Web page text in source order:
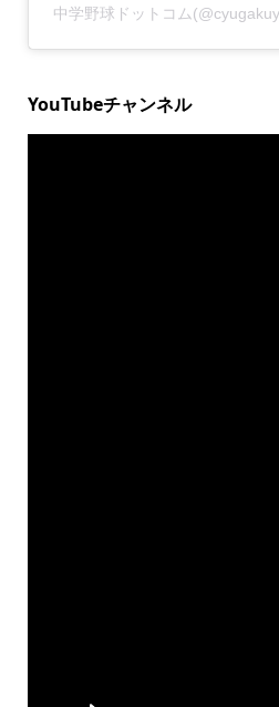
中学野球ドットコム
YouTubeチャンネル